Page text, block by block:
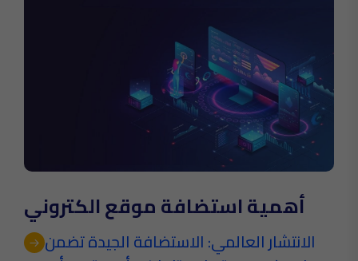
أهمية استضافة موقع الكتروني
الانتشار العالمي: الاستضافة الجيدة تضمن